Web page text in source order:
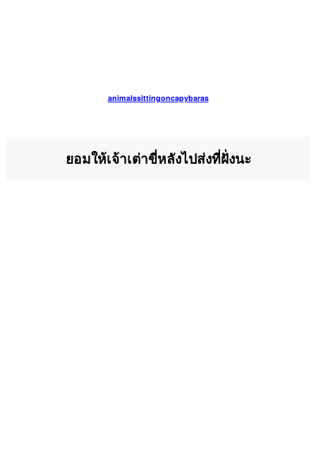
animalssittingoncapybaras
ยอมให้เจ้าเต่าขี่หลังไปส่งที่ฝั่งนะ